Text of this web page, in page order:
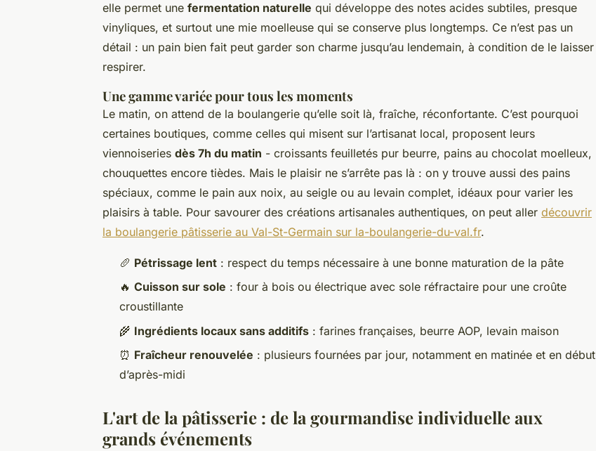
elle permet une fermentation naturelle qui développe des notes acides subtiles, presque
vinyliques, et surtout une mie moelleuse qui se conserve plus longtemps. Ce n’est pas un
détail : un pain bien fait peut garder son charme jusqu’au lendemain, à condition de le laisser
respirer.
Une gamme variée pour tous les moments
Le matin, on attend de la boulangerie qu’elle soit là, fraîche, réconfortante. C’est pourquoi
certaines boutiques, comme celles qui misent sur l’artisanat local, proposent leurs
viennoiseries dès 7h du matin - croissants feuilletés pur beurre, pains au chocolat moelleux,
chouquettes encore tièdes. Mais le plaisir ne s’arrête pas là : on y trouve aussi des pains
spéciaux, comme le pain aux noix, au seigle ou au levain complet, idéaux pour varier les
plaisirs à table. Pour savourer des créations artisanales authentiques, on peut aller découvrir
la boulangerie pâtisserie au Val-St-Germain sur la-boulangerie-du-val.fr.
🥖 Pétrissage lent : respect du temps nécessaire à une bonne maturation de la pâte
🔥 Cuisson sur sole : four à bois ou électrique avec sole réfractaire pour une croûte
croustillante
🌾 Ingrédients locaux sans additifs : farines françaises, beurre AOP, levain maison
⏰ Fraîcheur renouvelée : plusieurs fournées par jour, notamment en matinée et en début
d’après-midi
L'art de la pâtisserie : de la gourmandise individuelle aux
grands événements